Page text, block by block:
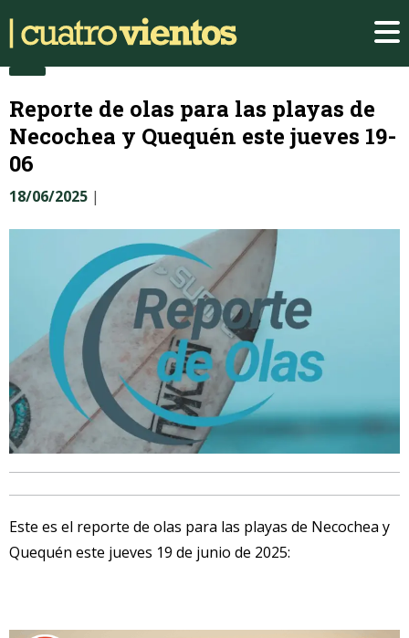
Reporte de olas para las playas de
Necochea y Quequén este jueves 19-
06
18/06/2025 |
Este es el reporte de olas para las playas de Necochea y
Quequén este jueves 19 de junio de 2025: